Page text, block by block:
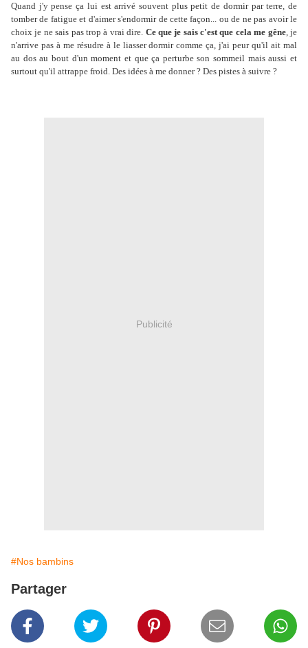
Quand j'y pense ça lui est arrivé souvent plus petit de dormir par terre, de
tomber de fatigue et d'aimer s'endormir de cette façon... ou de ne pas avoir le
choix je ne sais pas trop à vrai dire. Ce que je sais c'est que cela me gêne, je
n'arrive pas à me résudre à le liasser dormir comme ça, j'ai peur qu'il ait mal
au dos au bout d'un moment et que ça perturbe son sommeil mais aussi et
surtout qu'il attrappe froid. Des idées à me donner ? Des pistes à suivre ?
Publicité
#Nos bambins
Partager